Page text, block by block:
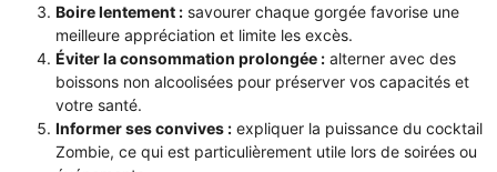
Boire lentement : savourer chaque gorgée favorise une
meilleure appréciation et limite les excès.
Éviter la consommation prolongée : alterner avec des
boissons non alcoolisées pour préserver vos capacités et
votre santé.
Informer ses convives : expliquer la puissance du cocktail
Zombie, ce qui est particulièrement utile lors de soirées ou